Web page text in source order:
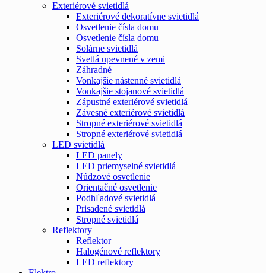
Exteriérové svietidlá
Exteriérové dekoratívne svietidlá
Osvetlenie čísla domu
Osvetlenie čísla domu
Solárne svietidlá
Svetlá upevnené v zemi
Záhradné
Vonkajšie nástenné svietidlá
Vonkajšie stojanové svietidlá
Zápustné exteriérové svietidlá
Závesné exteriérové svietidlá
Stropné exteriérové svietidlá
Stropné exteriérové svietidlá
LED svietidlá
LED panely
LED priemyselné svietidlá
Núdzové osvetlenie
Orientačné osvetlenie
Podhľadové svietidlá
Prisadené svietidlá
Stropné svietidlá
Reflektory
Reflektor
Halogénové reflektory
LED reflektory